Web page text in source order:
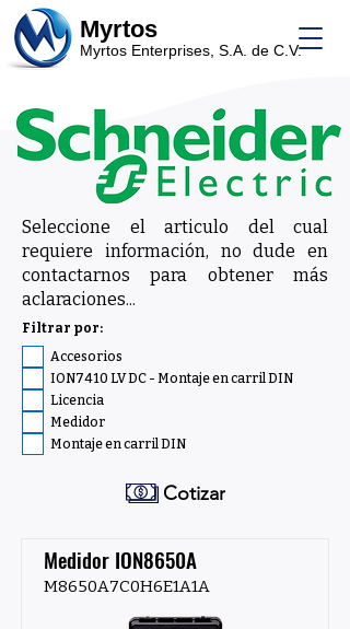
Myrtos
Myrtos Enterprises, S.A. de C.V.
Seleccione el articulo del cual
requiere información, no dude en
contactarnos para obtener más
aclaraciones...
Filtrar por:
Accesorios
ION7410 LV DC - Montaje en carril DIN
Licencia
Medidor
Montaje en carril DIN
Cotizar
Medidor ION8650A
M8650A7C0H6E1A1A